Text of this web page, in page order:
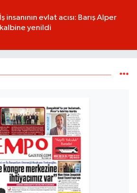
İş insanının evlat acısı: Barış Alper
kalbine yenildi